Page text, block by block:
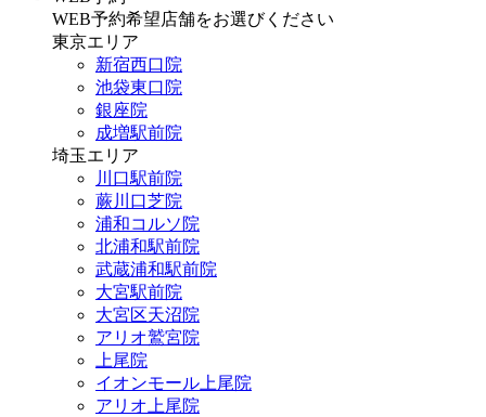
WEB予約希望店舗をお選びください
東京エリア
新宿西口院
池袋東口院
銀座院
成増駅前院
埼玉エリア
川口駅前院
蕨川口芝院
浦和コルソ院
北浦和駅前院
武蔵浦和駅前院
大宮駅前院
大宮区天沼院
アリオ鷲宮院
上尾院
イオンモール上尾院
アリオ上尾院